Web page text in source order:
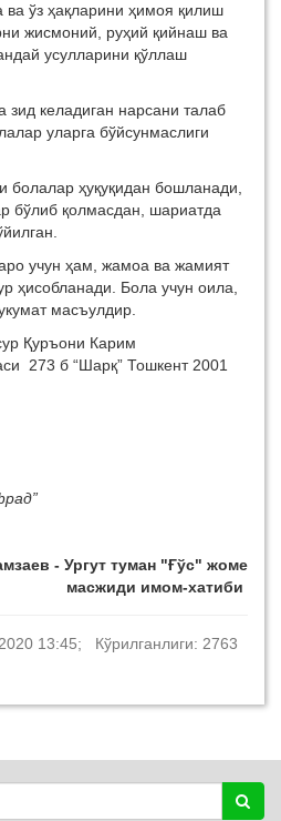
ва ўз ҳақларини ҳимоя қилиш
жисмоний, руҳий қийнаш ва
усулларини қўллаш
зид келадиган нарсани талаб
уларга бўйсунмаслиги
болалар ҳуқуқидан бошланади,
бўлиб қолмасдан, шариатда
учун ҳам, жамоа ва жамият
ҳисобланади. Бола учун оила,
масъулдир.
Қуръони Карим
273 б “Шарқ” Тошкент 2001
- Ургут туман "Ғўс" жоме
масжиди имом-хатиби
13:45; Кўрилганлиги: 2763